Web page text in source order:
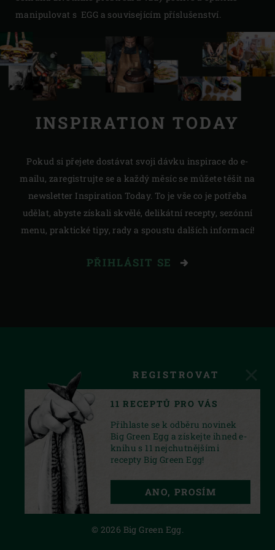
nebo nízko zavěšenými větvemi.
EGG je určeno pro použití v kovovém pojízdném stojanu
nebo ve speciálním vestavěném stolu, takže pod EGG je
prázdný prostor. Nikdy neumisťujte EGG kdekoli poblíž
úložného prostoru, který by mohl obsahovat hořlavé
látky.
manipulovat s EGG a souvisejícím příslušenství.
INSPIRATION TODAY
Pokud si přejete dostávat svoji dávku inspirace do e-
mailu, zaregistrujte se a každý měsíc se můžete těšit na
newsletter Inspiration Today. To je vše co je potřeba
udělat, abyste získali skvělé, delikátní recepty, sezónní
menu, praktické tipy, rady a spoustu dalších informací!
PŘIHLÁSIT SE
YOUTUBE
PRIVACY STATEMENT
© 2026 Big Green Egg.
REGISTROVAT
11 RECEPTŮ PRO VÁS
Přihlaste se k odběru novinek
Big Green Egg a získejte ihned e-
knihu s 11 nejchutnějšími
recepty Big Green Egg!
ANO, PROSÍM